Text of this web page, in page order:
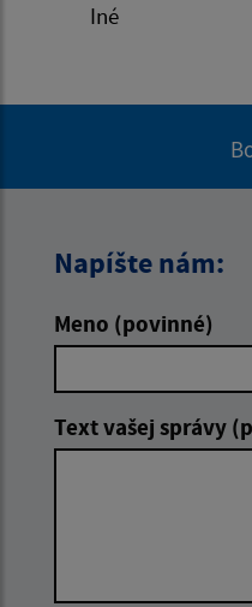
Iné
Napíšte nám:
Meno (povinné)
Text vašej správy